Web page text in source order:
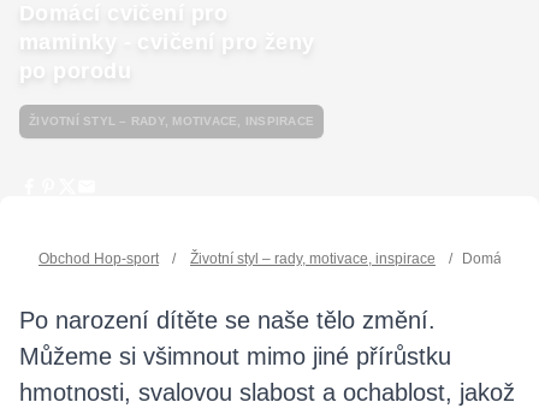
Domácí cvičení pro
maminky - cvičení pro ženy
po porodu
ŽIVOTNÍ STYL – RADY, MOTIVACE, INSPIRACE
Obchod Hop-sport / Životní styl – rady, motivace, inspirace / Domácí
Po narození dítěte se naše tělo změní.
Můžeme si všimnout mimo jiné přírůstku
hmotnosti, svalovou slabost a ochablost, jakož